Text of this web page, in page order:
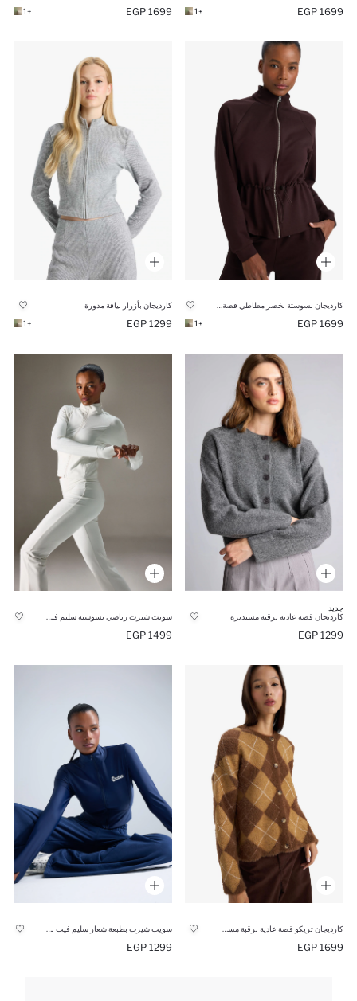
1699 EGP
+1
1699 EGP
+1
1699 EGP
+1
كارديجان بأزرار بياقة مدورة
1299 EGP
+1
جديد
كارديجان قصة عادية برقبة مستديرة
1299 EGP
1499 EGP
1699 EGP
1299 EGP